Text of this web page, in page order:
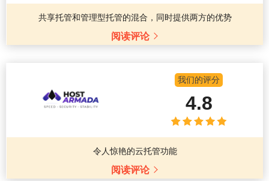
共享托管和管理型托管的混合，同时提供两方的优势
阅读评论
我们的评分
4.8
令人惊艳的云托管功能
阅读评论